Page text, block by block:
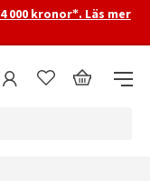
kronor*. Läs mer